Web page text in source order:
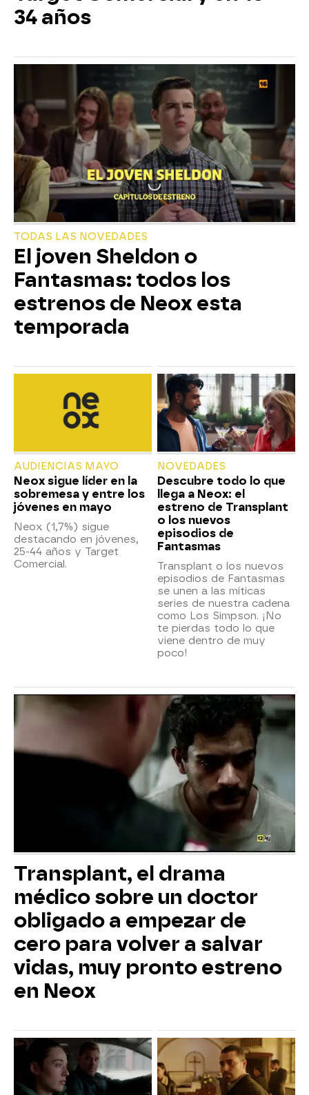
34 años
TODAS LAS NOVEDADES
El joven Sheldon o
Fantasmas: todos los
estrenos de Neox esta
temporada
AUDIENCIAS MAYO
Neox sigue líder en la
sobremesa y entre los
jóvenes en mayo
Neox (1,7%) sigue
destacando en jóvenes,
25-44 años y Target
Comercial.
NOVEDADES
Descubre todo lo que
llega a Neox: el
estreno de Transplant
o los nuevos
episodios de
Fantasmas
Transplant o los nuevos
episodios de Fantasmas
se unen a las míticas
series de nuestra cadena
como Los Simpson. ¡No
te pierdas todo lo que
viene dentro de muy
poco!
Transplant, el drama
médico sobre un doctor
obligado a empezar de
cero para volver a salvar
vidas, muy pronto estreno
en Neox